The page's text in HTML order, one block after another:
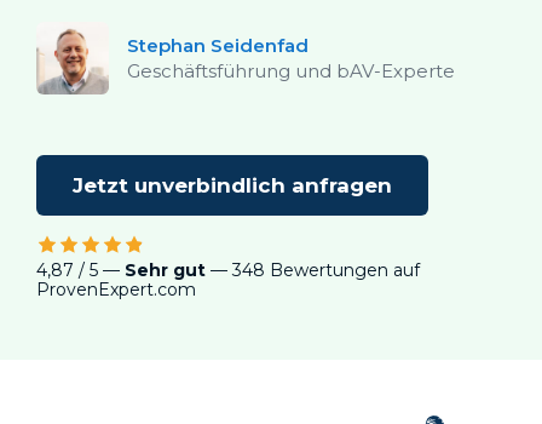
Stephan Seidenfad
Geschäftsführung und bAV-Experte
Jetzt unverbindlich anfragen
4,87 / 5 — Sehr gut — 348 Bewertungen auf
ProvenExpert.com